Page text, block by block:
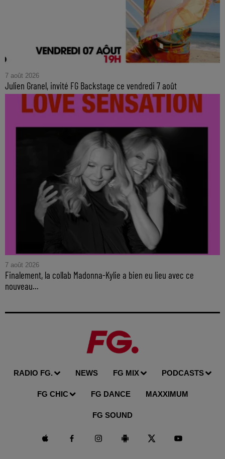
7 août 2026
Julien Granel, invité FG Backstage ce vendredi 7 août
7 août 2026
Finalement, la collab Madonna-Kylie a bien eu lieu avec ce
nouveau...
RADIO FG. NEWS FG MIX PODCASTS
FG CHIC FG DANCE MAXXIMUM
FG SOUND